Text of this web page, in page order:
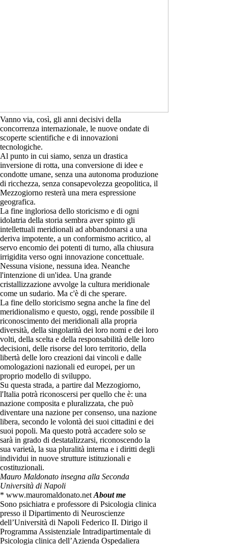
Vanno via, così, gli anni decisivi della
concorrenza internazionale, le nuove ondate di
scoperte scientifiche e di innovazioni
tecnologiche.
Al punto in cui siamo, senza un drastica
inversione di rotta, una conversione di idee e
condotte umane, senza una autonoma produzione
di ricchezza, senza consapevolezza geopolitica, il
Mezzogiorno resterà una mera espressione
geografica.
La fine ingloriosa dello storicismo e di ogni
idolatria della storia sembra aver spinto gli
intellettuali meridionali ad abbandonarsi a una
deriva impotente, a un conformismo acritico, al
servo encomio dei potenti di turno, alla chiusura
irrigidita verso ogni innovazione concettuale.
Nessuna visione, nessuna idea. Neanche
l'intenzione di un'idea. Una grande
cristallizzazione avvolge la cultura meridionale
come un sudario. Ma c'è di che sperare.
La fine dello storicismo segna anche la fine del
meridionalismo e questo, oggi, rende possibile il
riconoscimento dei meridionali alla propria
diversità, della singolarità dei loro nomi e dei loro
volti, della scelta e della responsabilità delle loro
decisioni, delle risorse del loro territorio, della
libertà delle loro creazioni dai vincoli e dalle
omologazioni nazionali ed europei, per un
proprio modello di sviluppo.
Su questa strada, a partire dal Mezzogiorno,
l'Italia potrà riconoscersi per quello che è: una
nazione composita e pluralizzata, che può
diventare una nazione per consenso, una nazione
libera, secondo le volontà dei suoi cittadini e dei
suoi popoli. Ma questo potrà accadere solo se
sarà in grado di destatalizzarsi, riconoscendo la
sua varietà, la sua pluralità interna e i diritti degli
individui in nuove strutture istituzionali e
costituzionali.
Mauro Maldonato insegna alla Seconda
Università di Napoli
* www.mauromaldonato.net About me
Sono psichiatra e professore di Psicologia clinica
presso il Dipartimento di Neuroscienze
dell’Università di Napoli Federico II. Dirigo il
Programma Assistenziale Intradipartimentale di
Psicologia clinica dell’Azienda Ospedaliera